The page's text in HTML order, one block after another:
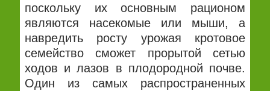
поскольку их основным рационом
являются насекомые или мыши, а
навредить росту урожая кротовое
семейство сможет прорытой сетью
ходов и лазов в плодородной почве.
Один из самых распространенных